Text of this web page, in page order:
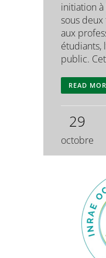
initiation
sous deux
aux
étudiants,
public.
READ
29
octobre